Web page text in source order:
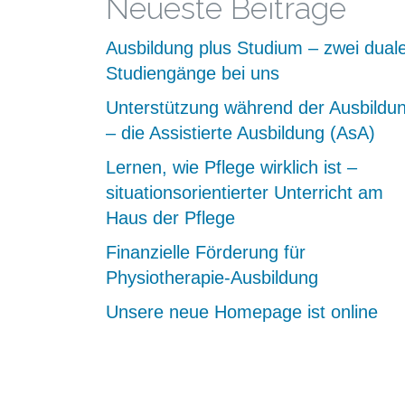
Neueste Beiträge
Ausbildung plus Studium – zwei
Studiengänge bei uns
Unterstützung während der
– die Assistierte Ausbildung (AsA)
Lernen, wie Pflege wirklich ist –
situationsorientierter Unterricht am
Haus der Pflege
Finanzielle Förderung für
Physiotherapie-Ausbildung
Unsere neue Homepage ist online